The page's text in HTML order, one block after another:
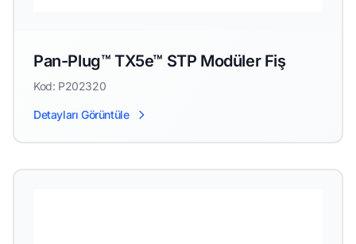
Pan-Plug™ TX5e™ STP Modüler Fiş
Kod: P202320
Detayları Görüntüle